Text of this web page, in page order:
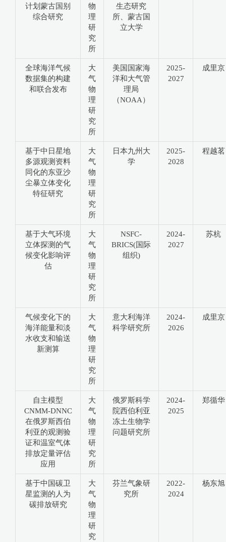
计划蒙古国别
综合研究
物
理
研
究
所
生态研究
所、蒙古国
立大学
全球海洋气候
数据集的构建
和联合发布
大
气
物
理
研
究
所
美国国家海
洋和大气管
理局
（NOAA）
2025-
2027
成里京
基于中日星地
多源观测资料
同化的东亚沙
尘暴立体变化
特征研究
大
气
物
理
研
究
所
日本九州大
学
2025-
2028
程越茗
基于大气环境
立体探测的气
候变化影响评
估
大
气
物
理
研
究
所
NSFC-
BRICS(国际
组织)
2024-
2027
苏杭
气候变化下的
海洋能量和淡
水收支和输送
新测算
大
气
物
理
研
究
所
意大利海洋
科学研究所
2024-
2026
成里京
自主模型
CNMM-DNNC
在俄罗斯西伯
利亚的观测验
证和温室气体
排放定量评估
应用
大
气
物
理
研
究
所
俄罗斯科学
院西伯利亚
冻土生物学
问题研究所
2024-
2025
郑循华
基于中国碳卫
星监测的人为
碳排放研究
大
气
物
理
研
究
芬兰气象研
究所
2022-
2024
杨东旭